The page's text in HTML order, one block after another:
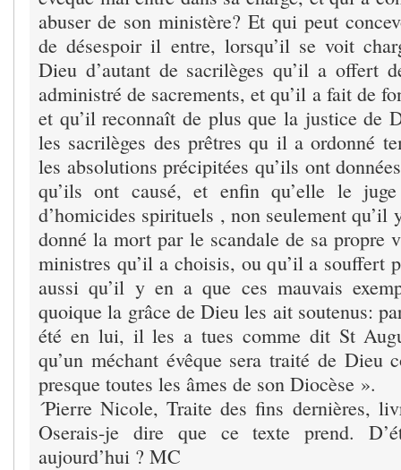
abuser de son ministère? Et qui peut
de désespoir il entre, lorsqu’il se voit
Dieu d’autant de sacrilèges qu’il a offert
administré de sacrements, et qu’il a fait de
et qu’il reconnaît de plus que la justice de
les sacrilèges des prêtres qu il a ordonné
les absolutions précipitées qu’ils ont
qu’ils ont causé, et enfin qu’elle le juge
d’homicides spirituels , non seulement qu’il
donné la mort par le scandale de sa propre
ministres qu’il a choisis, ou qu’il a souffert
aussi qu’il y en a que ces mauvais
quoique la grâce de Dieu les ait soutenus:
été en lui, il les a tues comme dit St
qu’un méchant évêque sera traité de Dieu
presque toutes les âmes de son Diocèse ».
´Pierre Nicole, Traite des fins dernières,
Oserais-je dire que ce texte prend.
aujourd’hui ? MC